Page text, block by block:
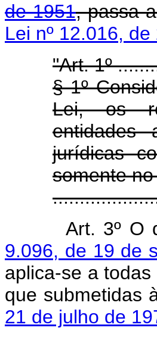
de 1951, passa
Lei nº 12.016, de
"Art. 1º
§ 1º
Lei, os
entidades
jurídicas
somente
Art. 3º O
9.096, de 19 de
aplica-se a
que submetidas
21 de julho de